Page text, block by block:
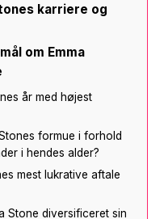
karriere og
om Emma
år med højest
formue i forhold
i hendes alder?
mest lukrative aftale
Stone diversificeret sin